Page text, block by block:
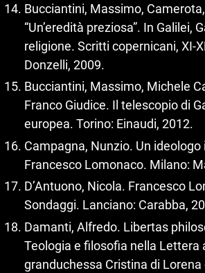
Bucciantini, Massimo,
“Un’eredità preziosa”. In Galilei,
religione. Scritti copernicani, XI-
Donzelli, 2009.
Bucciantini, Massimo, Michele
Franco Giudice. Il telescopio di
europea. Torino: Einaudi, 2012.
Campagna, Nunzio. Un ideologo
Francesco Lomonaco. Milano:
D’Antuono, Nicola. Francesco
Sondaggi. Lanciano: Carabba,
Damanti, Alfredo. Libertas
Teologia e filosofia nella Lettera
granduchessa Cristina di Lorena